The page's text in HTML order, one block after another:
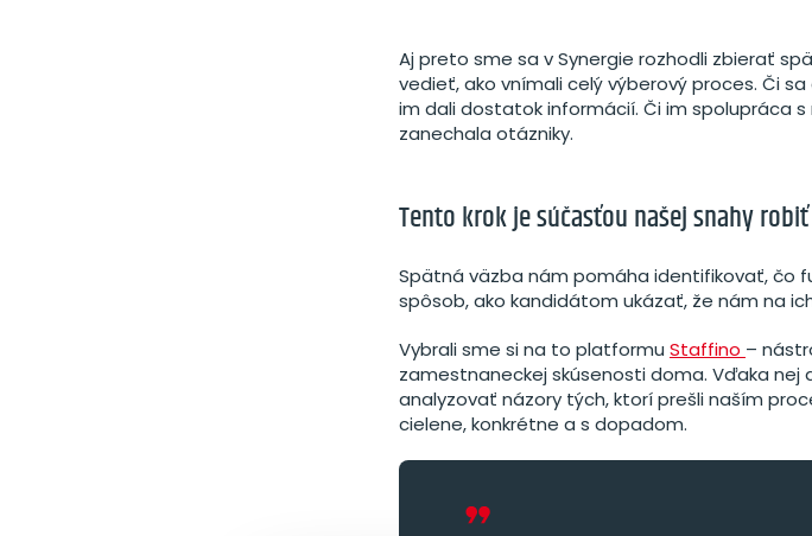
Aj preto sme sa v Synergie rozhodli zbierať
vedieť, ako vnímali celý výberový proces. Či
im dali dostatok informácií. Či im spolupráca
zanechala otázniky.
Tento krok je súčasťou našej snahy
Spätná väzba nám pomáha identifikovať, čo
spôsob, ako kandidátom ukázať, že nám na
Vybrali sme si na to platformu Staffino –
zamestnaneckej skúsenosti doma. Vďaka
analyzovať názory tých, ktorí prešli naším
cielene, konkrétne a s dopadom.